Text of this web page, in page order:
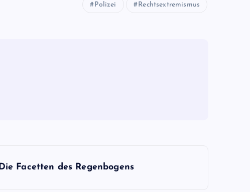
Polizei Rechtsextremismus
Die Facetten des Regenbogens